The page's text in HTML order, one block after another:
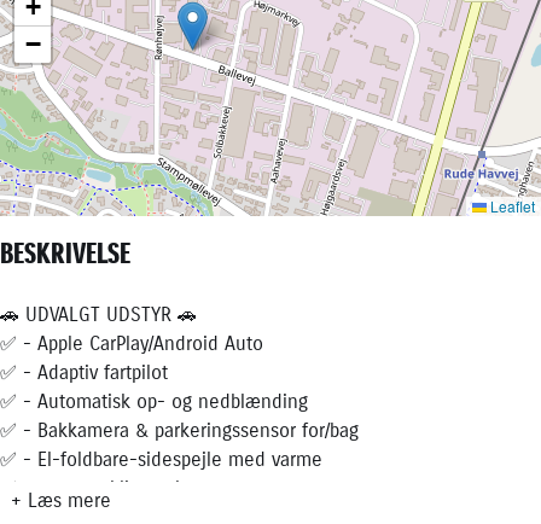
BESKRIVELSE
🚗 UDVALGT UDSTYR 🚗
✅ - Apple CarPlay/Android Auto
✅ - Adaptiv fartpilot
✅ - Automatisk op- og nedblænding
✅ - Bakkamera & parkeringssensor for/bag
✅ - El-foldbare-sidespejle med varme
✅ - 2-zonet klimaanlæg
+ Læs mere